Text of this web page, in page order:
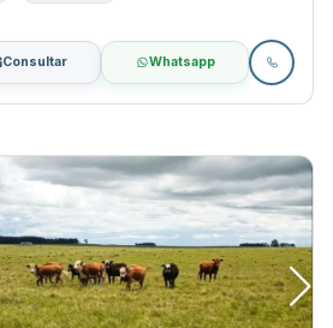
Consultar Whatsapp